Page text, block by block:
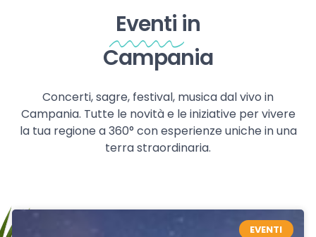
Eventi in
Campania
Concerti, sagre, festival, musica dal vivo in
Campania. Tutte le novità e le iniziative per vivere
la tua regione a 360° con esperienze uniche in una
terra straordinaria.
EVENTI